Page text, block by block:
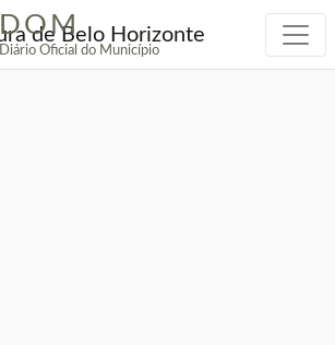
DOM
Diário Oficial do Município